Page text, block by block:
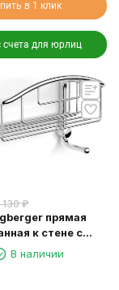
в 1 клик
счета для юрлиц
130 ₽
прямая
к стене с
10860M
В наличии